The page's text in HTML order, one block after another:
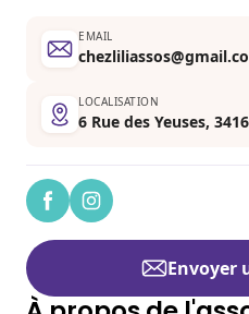
EMAIL
LOCALISATION
6 Rue des Yeuses,
Envoyer